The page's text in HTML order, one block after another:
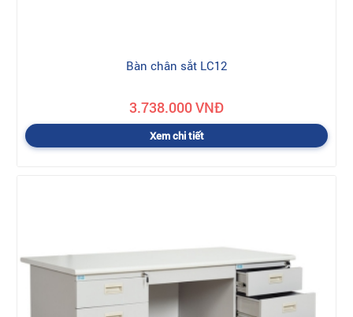
Bàn chân sắt LC12
3.738.000 VNĐ
Xem chi tiết